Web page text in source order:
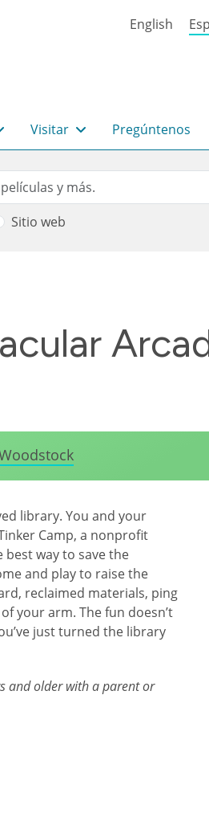
English
Visitar Pregúntenos
Sitio web
la navegación
library. You and your
Camp, a nonprofit
way to save the
and play to raise the
reclaimed materials, ping
your arm. The fun doesn’t
just turned the library
and older with a parent or